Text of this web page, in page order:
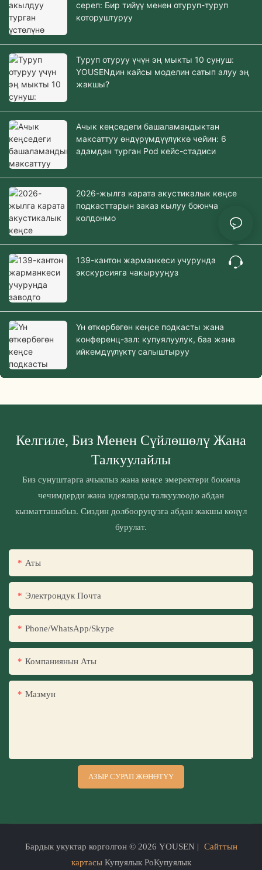
сереп: Бир тийүү менен отуруп-туруп
которуштуруу
Туруп отуруу үчүн эң мыкты 10 сунуш:
YOUSENдин кайсы моделин сатып алуу эң
жакшы?
Ачык кеңседеги башаламандыктан
максаттуу өндүрүмдүүлүккө чейин: 6
адамдан турган Pod кейс-стадиси
2026-жылга карата акустикалык кеңсе
подкасттарын заказ кылуу боюнча
колдонмо
139-кантон жарманкеси учурунда заводго
экскурсияга чакырууңуз
Үн өткөрбөгөн кеңсе подкасты жана
конференц-зал: купуялуулук, баа жана
ийкемдүүлүктү салыштыруу
Келгиле, Биз Менен Сүйлөшөлү Жана
Талкуулайлы
Биз сунуштарга ачыкпыз жана кеңсе эмеректери боюнча
чечимдерди жана идеяларды талкуулоодо абдан
кызматташабыз. Сиздин долбооруңузга абдан жакшы көңүл
бурулат.
Аты
Электрондук Почта
Phone/WhatsApp/Skype
Компаниянын Аты
Мазмун
АЗЫР СУРАП ЖӨНӨТҮҮ
Бардык укуктар корголгон © 2026 YOUSEN | Сайттын
картасыКупуялык PoКупуялык